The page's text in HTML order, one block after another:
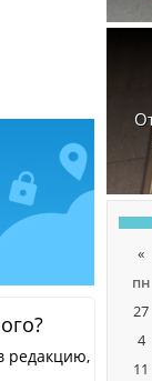
редакцию,
«
пн
27
4
11